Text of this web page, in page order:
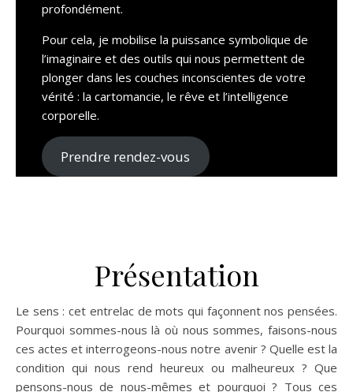
profondément.
Pour cela, je mobilise la puissance symbolique de
l’imaginaire et des outils qui nous permettent de
plonger dans les couches inconscientes de votre
vérité : la cartomancie, le rêve et l’intelligence
corporelle.
Prendre rendez-vous
Présentation
Le sens : cet entrelac de mots qui façonnent nos pensées.
Pourquoi sommes-nous là où nous sommes, faisons-nous
ces actes et interrogeons-nous notre avenir ? Quelle est la
condition qui nous rend heureux ou malheureux ? Que
pensons-nous de nous-mêmes et pourquoi ? Tous ces